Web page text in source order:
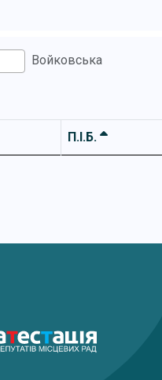
Войковська
П.І.Б.